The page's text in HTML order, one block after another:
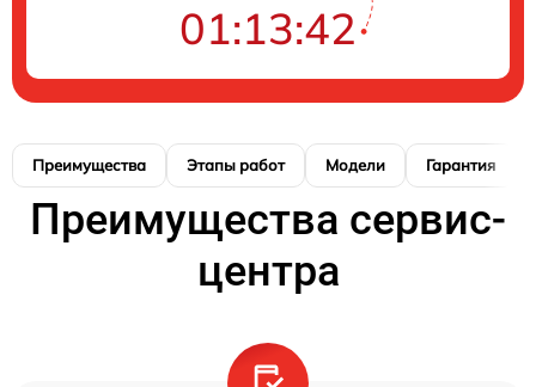
01:13:41
Преимущества Этапы работ Модели Гарантия
Преимущества сервис-
центра